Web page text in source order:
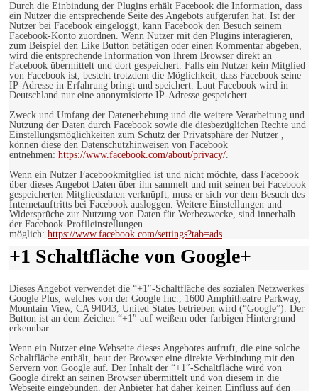
Durch die Einbindung der Plugins erhält Facebook die Information, dass
ein Nutzer die entsprechende Seite des Angebots aufgerufen hat. Ist der
Nutzer bei Facebook eingeloggt, kann Facebook den Besuch seinem
Facebook-Konto zuordnen. Wenn Nutzer mit den Plugins interagieren,
zum Beispiel den Like Button betätigen oder einen Kommentar abgeben,
wird die entsprechende Information von Ihrem Browser direkt an
Facebook übermittelt und dort gespeichert. Falls ein Nutzer kein Mitglied
von Facebook ist, besteht trotzdem die Möglichkeit, dass Facebook seine
IP-Adresse in Erfahrung bringt und speichert. Laut Facebook wird in
Deutschland nur eine anonymisierte IP-Adresse gespeichert.
Zweck und Umfang der Datenerhebung und die weitere Verarbeitung und
Nutzung der Daten durch Facebook sowie die diesbezüglichen Rechte und
Einstellungsmöglichkeiten zum Schutz der Privatsphäre der Nutzer ,
können diese den Datenschutzhinweisen von Facebook
entnehmen: https://www.facebook.com/about/privacy/.
Wenn ein Nutzer Facebookmitglied ist und nicht möchte, dass Facebook
über dieses Angebot Daten über ihn sammelt und mit seinen bei Facebook
gespeicherten Mitgliedsdaten verknüpft, muss er sich vor dem Besuch des
Internetauftritts bei Facebook ausloggen. Weitere Einstellungen und
Widersprüche zur Nutzung von Daten für Werbezwecke, sind innerhalb
der Facebook-Profileinstellungen
möglich: https://www.facebook.com/settings?tab=ads.
+1 Schaltfläche von Google+
Dieses Angebot verwendet die “+1″-Schaltfläche des sozialen Netzwerkes
Google Plus, welches von der Google Inc., 1600 Amphitheatre Parkway,
Mountain View, CA 94043, United States betrieben wird (“Google”). Der
Button ist an dem Zeichen “+1″ auf weißem oder farbigen Hintergrund
erkennbar.
Wenn ein Nutzer eine Webseite dieses Angebotes aufruft, die eine solche
Schaltfläche enthält, baut der Browser eine direkte Verbindung mit den
Servern von Google auf. Der Inhalt der “+1″-Schaltfläche wird von
Google direkt an seinen Browser übermittelt und von diesem in die
Webseite eingebunden. der Anbieter hat daher keinen Einfluss auf den